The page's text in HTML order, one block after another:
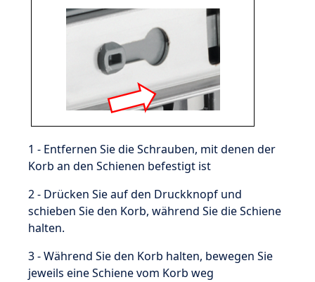
1 - Entfernen Sie die Schrauben, mit denen der
Korb an den Schienen befestigt ist
2 - Drücken Sie auf den Druckknopf und
schieben Sie den Korb, während Sie die Schiene
halten.
3 - Während Sie den Korb halten, bewegen Sie
jeweils eine Schiene vom Korb weg